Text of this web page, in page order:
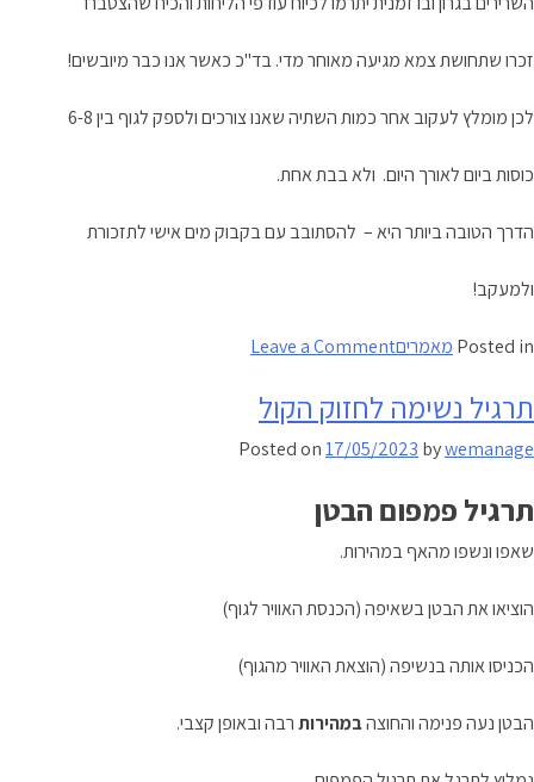
זכרו שתחושת צמא מגיעה מאוחר מדי. בד"כ כאשר אנו כבר מיובשים!
לכן מומלץ לעקוב אחר כמות השתיה שאנו צורכים ולספק לגוף בין 6-8
כוסות ביום לאורך היום. ולא בבת אחת.
הדרך הטובה ביותר היא – להסתובב עם בקבוק מים אישי לתזכורת
ולמעקב!
Posted in מאמריםLeave a Comment
השרירים
תרגיל נשימה לחזוק הקול
Posted on17/05/2023 bywemanage
תרגיל פמפום הבטן
שאפו ונשפו מהאף במהירות.
הוציאו את הבטן בשאיפה (הכנסת האוויר לגוף)
הכניסו אותה בנשיפה (הוצאת האוויר מהגוף)
הבטן נעה פנימה והחוצהבמהירותרבה ובאופן קצבי.